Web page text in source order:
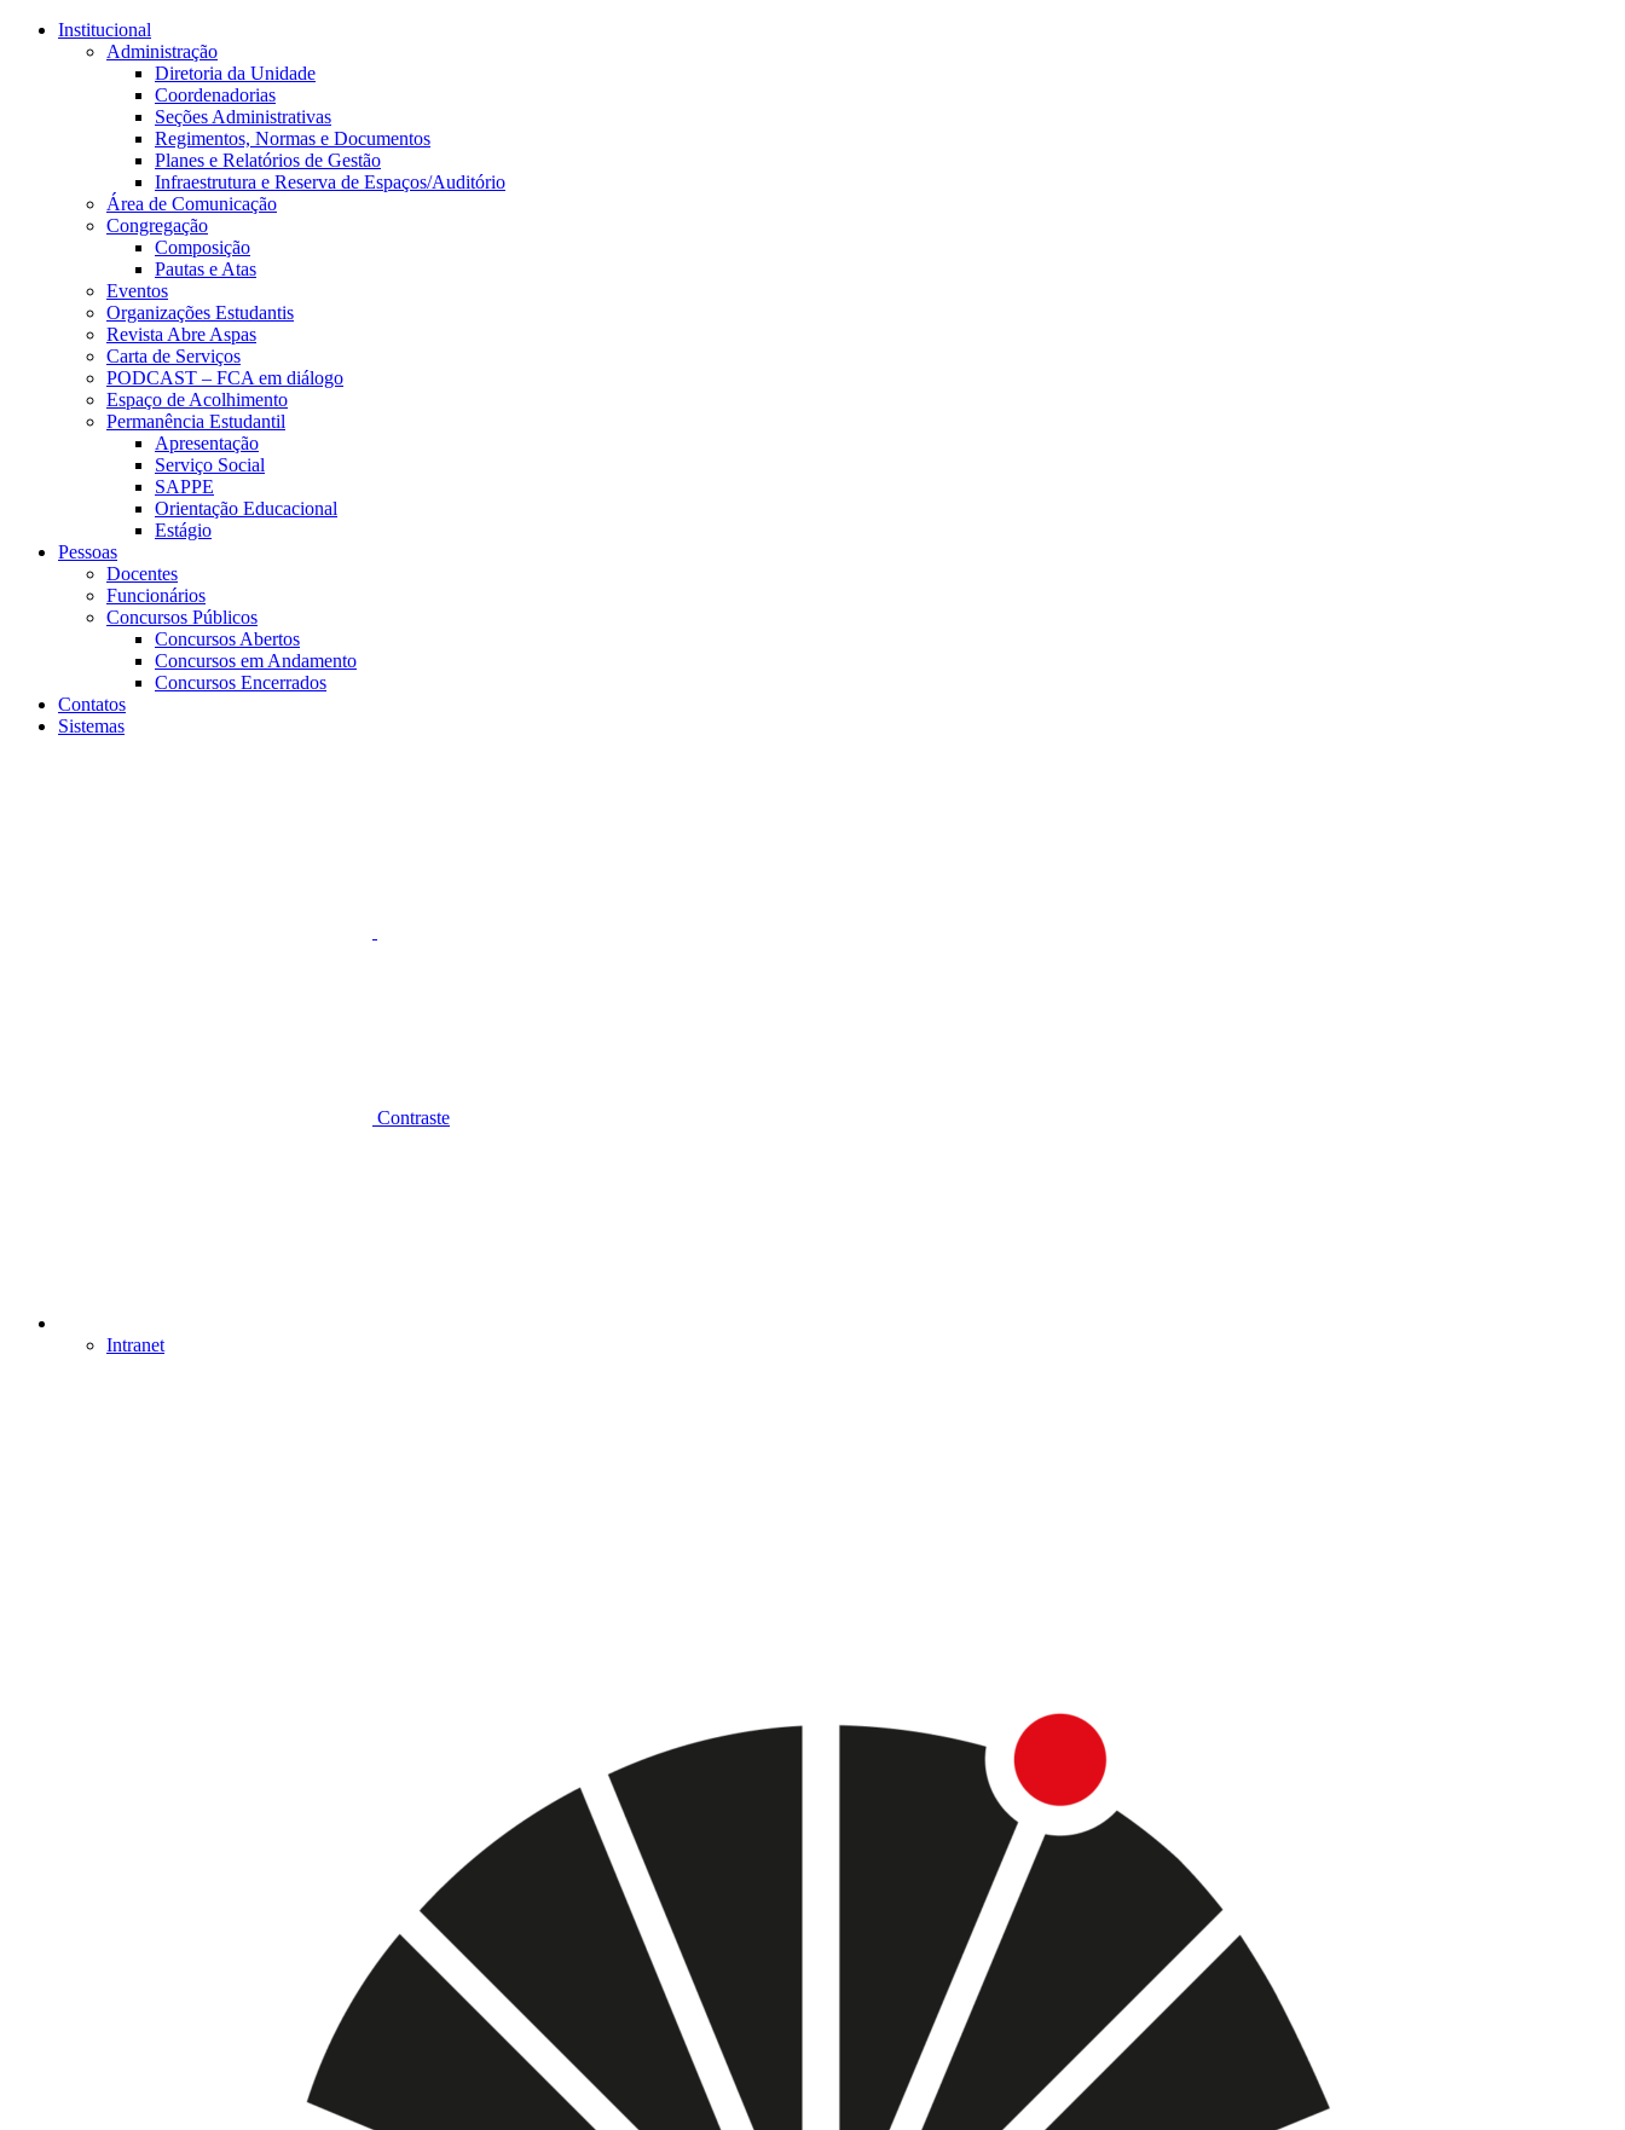
Conteúdo principal
Institucional
Administração
Diretoria da Unidade
Coordenadorias
Seções Administrativas
Regimentos, Normas e Documentos
Planes e Relatórios de Gestão
Infraestrutura e Reserva de Espaços/Auditório
Área de Comunicação
Congregação
Composição
Pautas e Atas
Eventos
Organizações Estudantis
Revista Abre Aspas
Carta de Serviços
PODCAST – FCA em diálogo
Espaço de Acolhimento
Permanência Estudantil
Apresentação
Serviço Social
SAPPE
Orientação Educacional
Estágio
Pessoas
Docentes
Funcionários
Concursos Públicos
Concursos Abertos
Concursos em Andamento
Concursos Encerrados
Contatos
Sistemas
Contraste
Intranet